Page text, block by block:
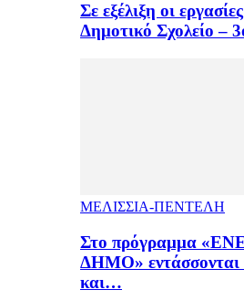
Σε εξέλιξη οι
Δημοτικό Σχολείο –
ΜΕΛΙΣΣΙΑ-ΠΕΝΤΕΛΗ
Στο πρόγραμμα
ΔΗΜΟ» εντάσσονται
και…